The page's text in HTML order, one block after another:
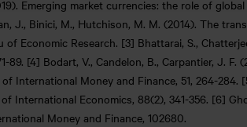
Emerging market currencies: the role of
J., Binici, M., Hutchison, M. M. (2014). The
of Economic Research. [3] Bhattarai, S.,
89. [4] Bodart, V., Candelon, B., Carpantier, J.
International Money and Finance, 51, 264-
International Economics, 88(2), 341-356. [6]
Money and Finance, 102680.